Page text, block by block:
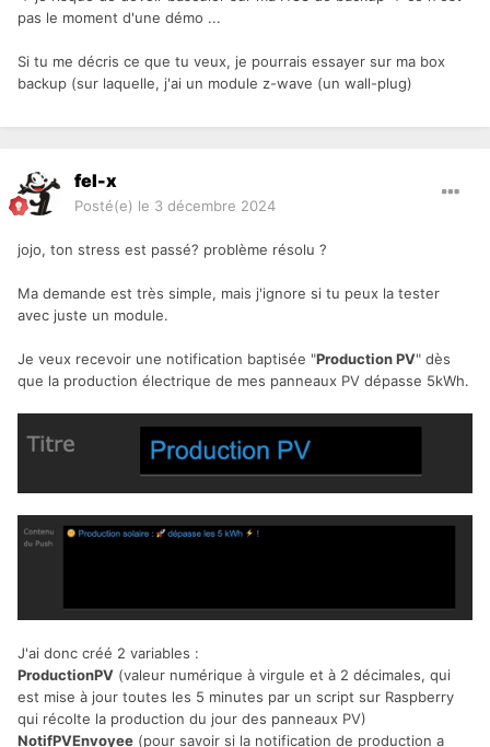
pas le moment d'une démo ...
Si tu me décris ce que tu veux, je pourrais essayer sur ma box
backup (sur laquelle, j'ai un module z-wave (un wall-plug)
fel-x
Posté(e) le 3 décembre 2024
jojo, ton stress est passé? problème résolu ?
Ma demande est très simple, mais j'ignore si tu peux la tester
avec juste un module.
Je veux recevoir une notification baptisée "Production PV" dès
que la production électrique de mes panneaux PV dépasse 5kWh.
J'ai donc créé 2 variables :
ProductionPV (valeur numérique à virgule et à 2 décimales, qui
est mise à jour toutes les 5 minutes par un script sur Raspberry
qui récolte la production du jour des panneaux PV)
NotifPVEnvoyee (pour savoir si la notification de production a